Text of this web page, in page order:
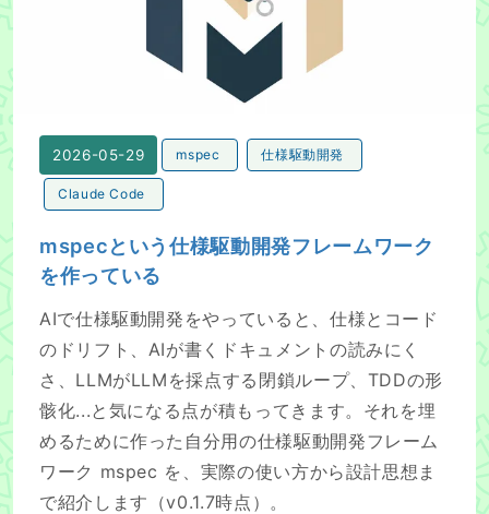
2026-05-29 mspec 仕様駆動開発
Claude Code
mspecという仕様駆動開発フレームワーク
を作っている
AIで仕様駆動開発をやっていると、仕様とコード
のドリフト、AIが書くドキュメントの読みにく
さ、LLMがLLMを採点する閉鎖ループ、TDDの形
骸化...と気になる点が積もってきます。それを埋
めるために作った自分用の仕様駆動開発フレーム
ワーク mspec を、実際の使い方から設計思想ま
で紹介します（v0.1.7時点）。